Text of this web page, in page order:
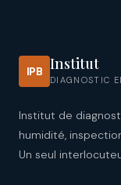
IPB Institut
DIAGNOSTIC
Institut de
humidité,
Un seul